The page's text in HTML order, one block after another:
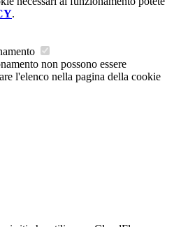
.
non possono essere
l'elenco nella pagina della cookie